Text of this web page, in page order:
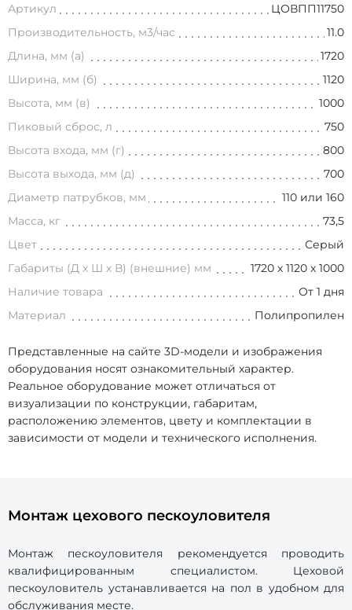
Артикул
ЦОВПП11750
Производительность, м3/час
11.0
Длина, мм (а)
1720
Ширина, мм (б)
1120
Высота, мм (в)
1000
Пиковый сброс, л
750
Высота входа, мм (г)
800
Высота выхода, мм (д)
700
Диаметр патрубков, мм
110 или 160
Масса, кг
73,5
Цвет
Серый
Габариты (Д х Ш х В) (внешние) мм
1720 х 1120 х 1000
Наличие товара
От 1 дня
Материал
Полипропилен
Представленные на сайте 3D-модели и изображения
оборудования носят ознакомительный характер.
Реальное оборудование может отличаться от
визуализации по конструкции, габаритам,
расположению элементов, цвету и комплектации в
зависимости от модели и технического исполнения.
Монтаж цехового пескоуловителя
Монтаж пескоуловителя рекомендуется проводить
квалифицированным специалистом. Цеховой
пескоуловитель устанавливается на пол в удобном для
обслуживания месте.